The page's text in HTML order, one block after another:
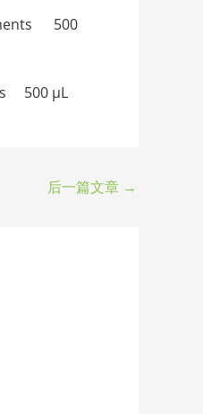
500
500 μL
后一篇文章 →